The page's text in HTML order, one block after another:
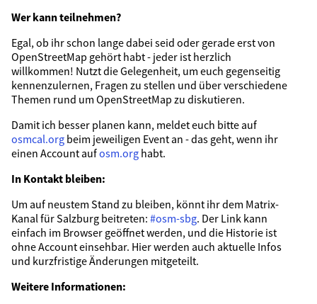
Wer kann teilnehmen?
Egal, ob ihr schon lange dabei seid oder gerade erst von
OpenStreetMap gehört habt - jeder ist herzlich
willkommen! Nutzt die Gelegenheit, um euch gegenseitig
kennenzulernen, Fragen zu stellen und über verschiedene
Themen rund um OpenStreetMap zu diskutieren.
Damit ich besser planen kann, meldet euch bitte auf
osmcal.org beim jeweiligen Event an - das geht, wenn ihr
einen Account aufosm.org habt.
In Kontakt bleiben:
Um auf neustem Stand zu bleiben, könnt ihr dem Matrix-
Kanal für Salzburg beitreten: #osm-sbg. Der Link kann
einfach im Browser geöffnet werden, und die Historie ist
ohne Account einsehbar. Hier werden auch aktuelle Infos
und kurzfristige Änderungen mitgeteilt.
Weitere Informationen: